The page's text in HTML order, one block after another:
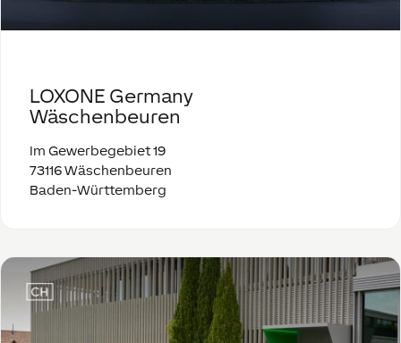
LOXONE Germany
Wäschenbeuren
Im Gewerbegebiet 19
73116 Wäschenbeuren
Baden-Württemberg